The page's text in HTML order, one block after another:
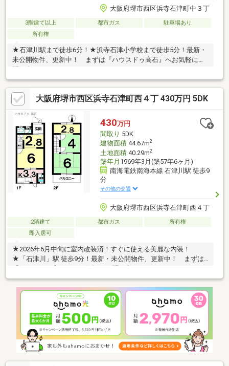
大阪府堺市西区浜寺石津町中３丁
3階建て以上 都市ガス
駐車場あり
所有権
★石津川駅まで徒歩6分！★浜寺石津小学校まで徒歩5分！最新・
未公開物件、更新中！ まずは『ハウスドゥ高石』へお気軽にお
大阪府堺市西区浜寺石津町西４丁 430万円 5DK
430万円
間取り 5DK
建物面積44.67m2
土地面積40.29m2
築年月 1969年3月(築57年6ヶ月)
南海電鉄南海本線 石津川駅 徒歩9
分
その他の交通
大阪府堺市西区浜寺石津町西４丁
2階建て 都市ガス
所有権
即入居可
★2026年6月中旬に室内改装済！すぐに使える美麗な内装！
★「石津川」駅 徒歩9分！最新・未公開物件、更新中！ まずは